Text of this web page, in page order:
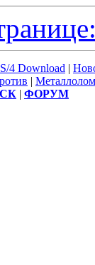
4 Download |
| Металлолом
| ФОРУМ